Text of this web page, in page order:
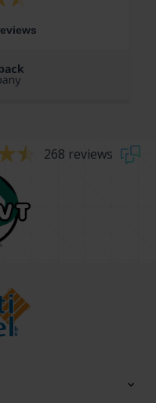
268 reviews